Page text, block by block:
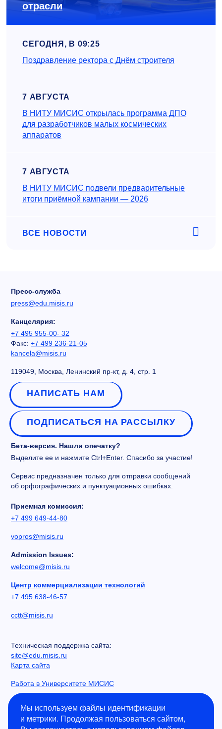
отрасли
СЕГОДНЯ, В 09:25
Поздравление ректора с Днём строителя
7 АВГУСТА
В НИТУ МИСИС открылась программа ДПО
для разработчиков малых космических
аппаратов
7 АВГУСТА
В НИТУ МИСИС подвели предварительные
итоги приёмной кампании — 2026
ВСЕ НОВОСТИ
Пресс-служба
press@edu.misis.ru
Канцелярия:
+7 495 955-00- 32
Факс: +7 499 236-21-05
kancela@misis.ru
119049, Москва, Ленинский пр-кт, д. 4, стр. 1
НАПИСАТЬ НАМ
ПОДПИСАТЬСЯ НА РАССЫЛКУ
Бета-версия. Нашли опечатку?
Выделите ее и нажмите Ctrl+Enter. Спасибо за участие!
Сервис предназначен только для отправки сообщений
об орфографических и пунктуационных ошибках.
Приемная комиссия:
+7 499 649-44-80
vopros@misis.ru
Admission Issues:
welcome@misis.ru
Центр коммерциализации технологий
+7 495 638-46-57
cctt@misis.ru
Техническая поддержка сайта:
site@edu.misis.ru
Карта сайта
Работа в Университете МИСИС
Сведения об образовательной организации
Информация о закупках
Мы используем файлы идентификации
и метрики. Продолжая пользоваться сайтом,